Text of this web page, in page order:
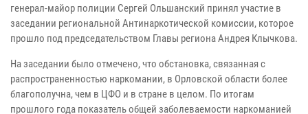
генерал-майор полиции Сергей Ольшанский принял участие в
заседании региональной Антинаркотической комиссии, которое
прошло под председательством Главы региона Андрея Клычкова.
На заседании было отмечено, что обстановка, связанная с
распространенностью наркомании, в Орловской области более
благополучна, чем в ЦФО и в стране в целом. По итогам
прошлого года показатель общей заболеваемости наркоманией